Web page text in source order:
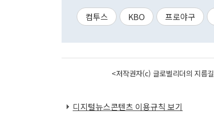
컴투스 KBO 프로야구
<저작권자(c) 글로벌리더의 지름
디지털뉴스콘텐츠 이용규칙 보기